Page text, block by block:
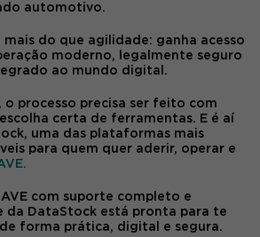
automotivo.
mais do que agilidade: ganha acesso
moderno, legalmente seguro
ao mundo digital.
o processo precisa ser feito com
certa de ferramentas. E é aí
, uma das plataformas mais
para quem quer aderir, operar e
com suporte completo e
da DataStock está pronta para te
forma prática, digital e segura.